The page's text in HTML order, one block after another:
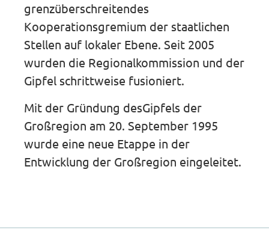
grenzüberschreitendes
Kooperationsgremium der staatlichen
Stellen auf lokaler Ebene. Seit 2005
wurden die Regionalkommission und der
Gipfel schrittweise fusioniert.
Mit der Gründung desGipfels der
Großregion am 20. September 1995
wurde eine neue Etappe in der
Entwicklung der Großregion eingeleitet.